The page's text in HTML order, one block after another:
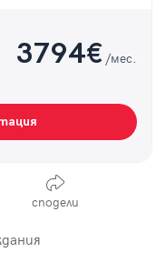
3794€ /мес.
сподели